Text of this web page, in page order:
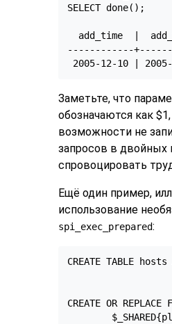
SELECT done();
add_time  |
------------
2005-12-10 |
Заметьте, что
обозначаются как
возможности не
запросов в двойных
спровоцировать
Ещё один пример,
использование
spi_exec_prepared:
CREATE TABLE
CREATE OR